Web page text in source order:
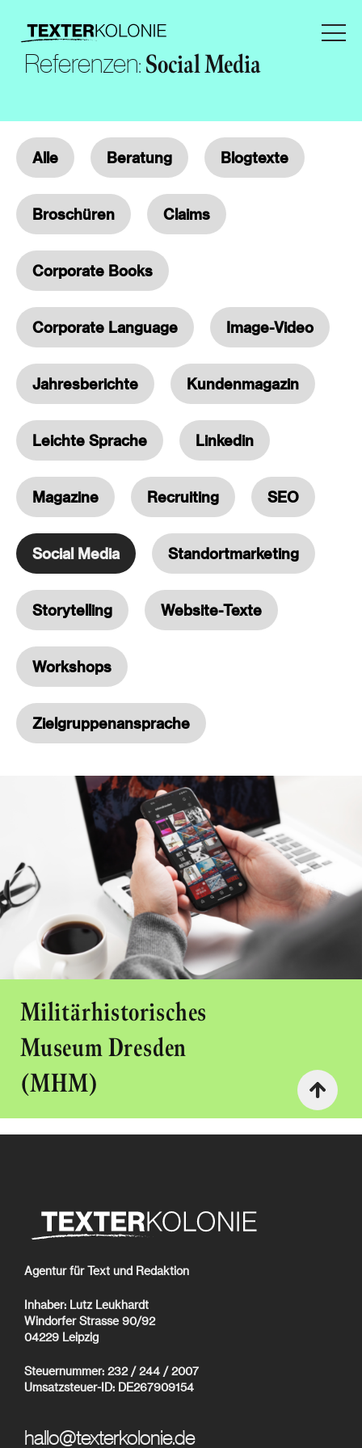
Referenzen:Social Media
Alle Beratung Blogtexte
Broschüren Claims
Corporate Books
Corporate Language Image-Video
Jahresberichte Kundenmagazin
Leichte Sprache Linkedin
Magazine Recruiting SEO
Social Media Standortmarketing
Storytelling Website-Texte
Workshops
Zielgruppenansprache
Militärhistorisches
Museum Dresden
(MHM)
Agentur für Text und Redaktion
Inhaber: Lutz Leukhardt
Windorfer Strasse 90/92
04229 Leipzig
Steuernummer: 232 / 244 / 2007
Umsatzsteuer-ID: DE267909154
hallo@texterkolonie.de